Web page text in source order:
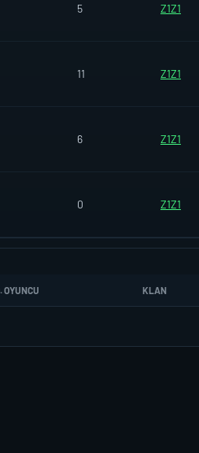
5 Z1Z1
11 Z1Z1
6 Z1Z1
0 Z1Z1
OYUNCU KLAN